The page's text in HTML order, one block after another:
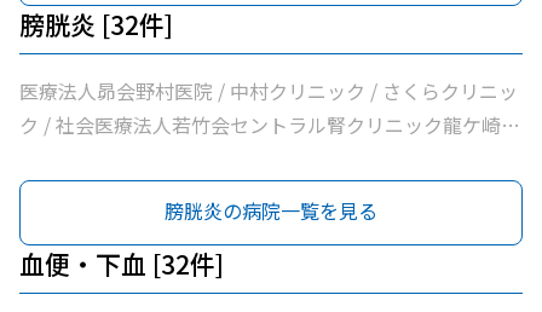
池田病院
膀胱炎 [32件]
医療法人昴会野村医院 / 中村クリニック / さくらクリニッ
ク / 社会医療法人若竹会セントラル腎クリニック龍ケ崎 /
外科 / 牛尾病院 / 松本クリニック / ひかりの森内科クリニ
ック / 吉澤胃腸内科医院 / 山村医院 / 山本医院 / 福岡小児
科医院 / 飯野クリニック / 松葉クリニック / 根本医院 / 医
療法人社団健幸福会龍ケ崎大徳ヘルシークリニック / 医療
膀胱炎の病院一覧を見る
血便・下血 [32件]